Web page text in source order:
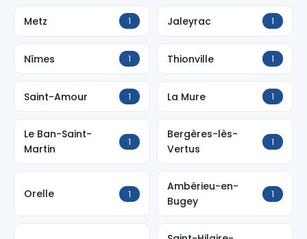
Metz 1 Jaleyrac 1
Nîmes 1 Thionville 1
Saint-Amour 1 La Mure 1
Le Ban-Saint-
Martin
1
Bergères-lès-
Vertus
1
Orelle 1
Ambérieu-en-
Bugey
1